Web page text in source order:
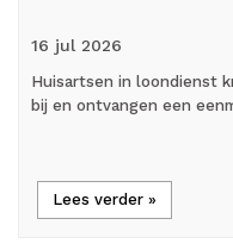
16 jul 2026
Huisartsen in loondienst
bij en ontvangen een
Lees verder »